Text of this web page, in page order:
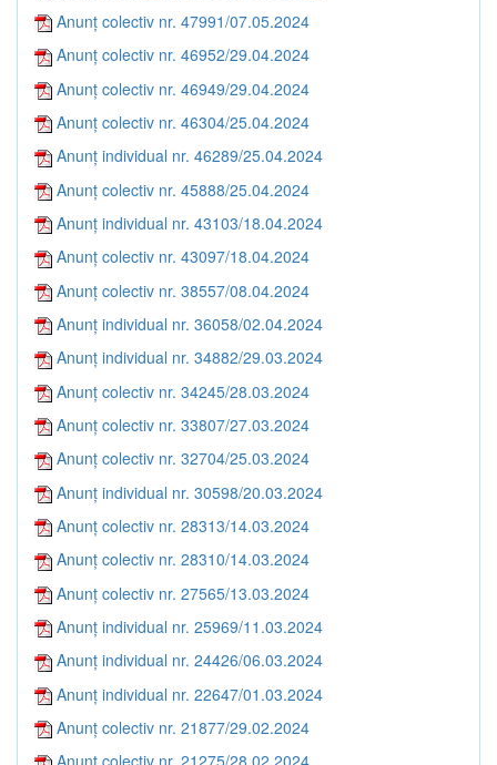
Anunț colectiv nr. 47991/07.05.2024
Anunț colectiv nr. 46952/29.04.2024
Anunț colectiv nr. 46949/29.04.2024
Anunț colectiv nr. 46304/25.04.2024
Anunț individual nr. 46289/25.04.2024
Anunț colectiv nr. 45888/25.04.2024
Anunț individual nr. 43103/18.04.2024
Anunț colectiv nr. 43097/18.04.2024
Anunț colectiv nr. 38557/08.04.2024
Anunț individual nr. 36058/02.04.2024
Anunț individual nr. 34882/29.03.2024
Anunț colectiv nr. 34245/28.03.2024
Anunț colectiv nr. 33807/27.03.2024
Anunț colectiv nr. 32704/25.03.2024
Anunț individual nr. 30598/20.03.2024
Anunț colectiv nr. 28313/14.03.2024
Anunț colectiv nr. 28310/14.03.2024
Anunț colectiv nr. 27565/13.03.2024
Anunț individual nr. 25969/11.03.2024
Anunț individual nr. 24426/06.03.2024
Anunț individual nr. 22647/01.03.2024
Anunț colectiv nr. 21877/29.02.2024